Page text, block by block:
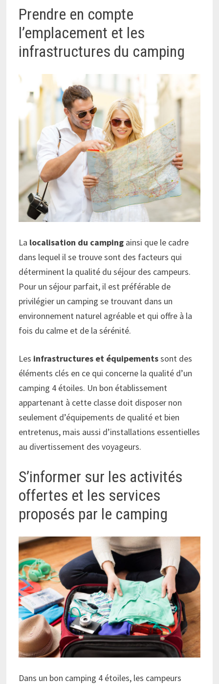
Prendre en compte
l’emplacement et les
infrastructures du camping
La localisation du camping ainsi que le cadre
dans lequel il se trouve sont des facteurs qui
déterminent la qualité du séjour des campeurs.
Pour un séjour parfait, il est préférable de
privilégier un camping se trouvant dans un
environnement naturel agréable et qui offre à la
fois du calme et de la sérénité.
Les infrastructures et équipementssont des
éléments clés en ce qui concerne la qualité d’un
camping 4 étoiles. Un bon établissement
appartenant à cette classe doit disposer non
seulement d’équipements de qualité et bien
entretenus, mais aussi d’installations essentielles
au divertissement des voyageurs.
S’informer sur les activités
offertes et les services
proposés par le camping
Dans un bon camping 4 étoiles, les campeurs